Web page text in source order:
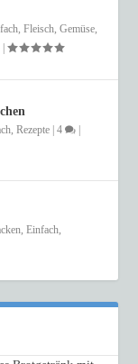
,Fleisch ,Gemüse
|
,Rezepte |4 |
,Einfach